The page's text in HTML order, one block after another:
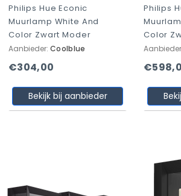
Philips Hue Econic
Muurlamp White And
Color Zwart Moder
Aanbieder: Coolblue
€304,00
Bekijk bij aanbieder
Philips
Color